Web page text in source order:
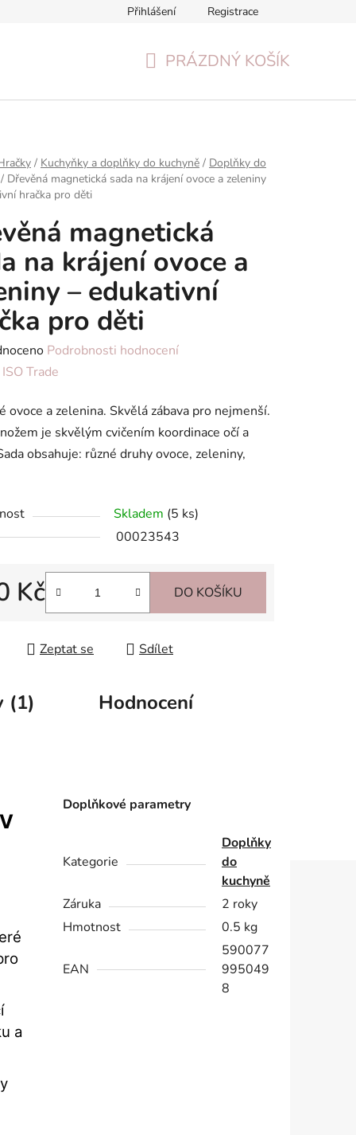
Formulář pro odstoupení od smlouvy Reklamační formulář
Přihlášení Registrace
PRÁZDNÝ KOŠÍK
/ Kuchyňky a doplňky do kuchyně / Doplňky do
/ Dřevěná magnetická sada na krájení ovoce a zeleniny
hračka pro děti
magnetická
na krájení ovoce a
– edukativní
pro děti
Podrobnosti hodnocení
ISO Trade
ovoce a zelenina. Skvělá zábava pro nejmenší.
je skvělým cvičením koordinace očí a
obsahuje: různé druhy ovoce, zeleniny,
Skladem (5 ks)
00023543
Kč DO KOŠÍKU
Zeptat se Sdílet
(1) Hodnocení
a
Doplňkové parametry
Kategorie
Doplňky
do
kuchyně
Záruka
2 roky
Hmotnost
0.5 kg
EAN
590077
995049
8